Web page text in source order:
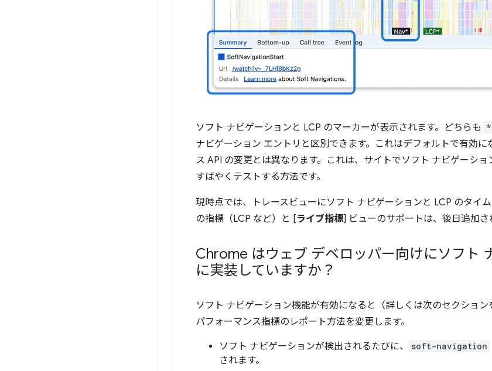
ソフト ナビゲーションと LCP のマーカーが表示されます。どちらも *
ナビゲーション エントリと区別できます。これはデフォルトで有効
ス API の変更とは異なります。これは、サイトでソフト ナビゲーシ
すばやくテストする方法です。
現時点では、トレースビューにソフト ナビゲーションと LCP のタイ
の指標（LCP など）と [ライブ指標] ビューのサポートは、後日追加さ
Chrome はウェブ デベロッパー向けにソフト
に実装していますか？
ソフト ナビゲーション機能が有効になると（詳しくは次のセクショ
パフォーマンス指標のレポート方法を変更します。
ソフト ナビゲーションが検出されるたびに、 soft-navigation
されます。